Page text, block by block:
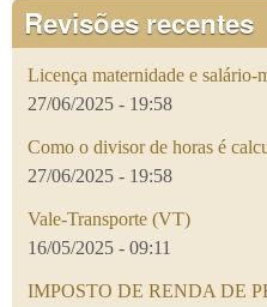
Revisões recentes
Licença maternidade e salário-
27/06/2025 - 19:58
Como o divisor de horas é
27/06/2025 - 19:58
Vale-Transporte (VT)
16/05/2025 - 09:11
IMPOSTO DE RENDA DE